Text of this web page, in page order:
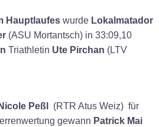
Hauptlaufes wurde Lokalmatador
(ASU Mortantsch) in 33:09,10
Triathletin Ute Pirchan (LTV
Nicole Peßl
(RTR Atus Weiz) für
gewann Patrick Mai